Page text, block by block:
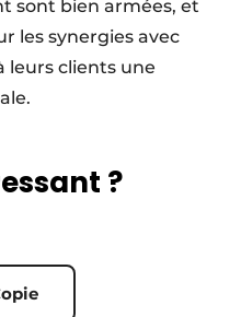
sont bien armées, et
les synergies avec
leurs clients une
?